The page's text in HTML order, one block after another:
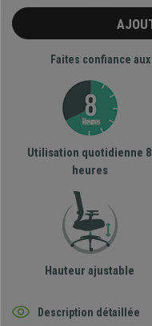
Faites confiance
Utilisation quotidienne 8
heures
Hauteur ajustable
Description détaillée